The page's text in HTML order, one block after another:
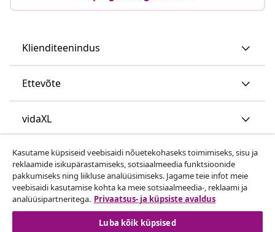
Klienditeenindus
Ettevõte
vidaXL
Vaata rohkem
Kasutame küpsiseid veebisaidi nõuetekohaseks toimimiseks, sisu ja
reklaamide isikupärastamiseks, sotsiaalmeedia funktsioonide
pakkumiseks ning liikluse analüüsimiseks. Jagame teie infot meie
veebisaidi kasutamise kohta ka meie sotsiaalmeedia-, reklaami ja
analüüsipartneritega. Privaatsus- ja küpsiste avaldus
Luba kõik küpsised